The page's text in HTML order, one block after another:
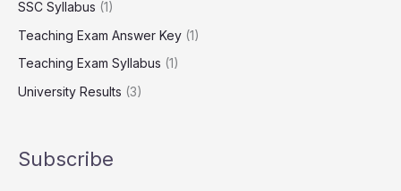
SSC Syllabus (1)
Teaching Exam Answer Key (1)
Teaching Exam Syllabus (1)
University Results (3)
Subscribe